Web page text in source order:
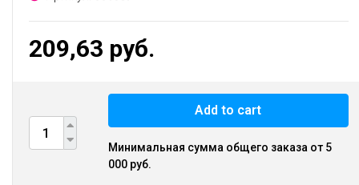
209,63 руб.
Add to cart
Минимальная сумма общего заказа от 5
000 руб.